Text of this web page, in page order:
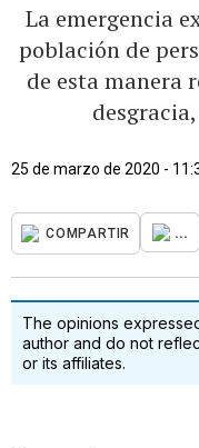
La emergencia
población de
de esta manera
25 de marzo de 2020 -
COMPARTIR ...
The opinions
author and do not
or its affiliates.